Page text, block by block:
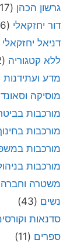
גרשון הכהן (817)
דור יחזקאלי (16)
דניאל יחזקאלי
ללא קטגוריה (162)
מדע ועתידנות
מוסיקה וסאונד
מורכבות
מורכבות
מורכבות
מורכבות
משטרה וחברה
נשים (43)
סדנאות
ספרים (11)